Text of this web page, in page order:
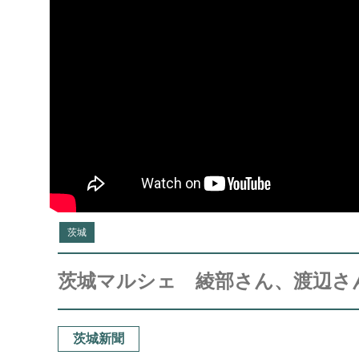
茨城
茨城マルシェ 綾部さん、渡辺さ
茨城新聞